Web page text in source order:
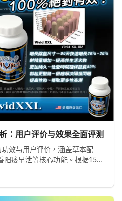
：用户评价与效果全面评测
效与用户评价，涵盖草本配
阳痿早泄等核心功能。根据15城